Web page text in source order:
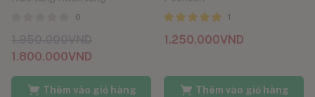
0
1.800.000VND
Thêm vào giỏ hàng
hạng5 sao
1
1.250.000VND
Thêm vào giỏ hàng